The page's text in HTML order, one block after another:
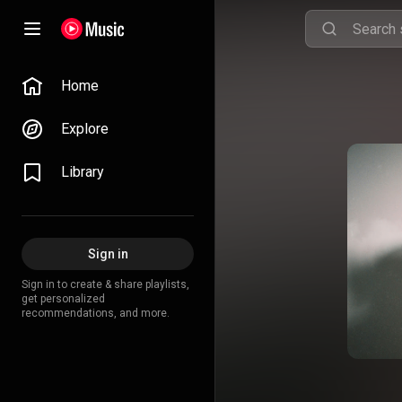
Home
Explore
Library
Sign in
Sign in to create & share playlists,
get personalized
recommendations, and more.